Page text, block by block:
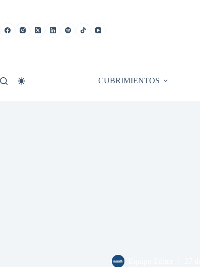
CUBRIMIENTOS